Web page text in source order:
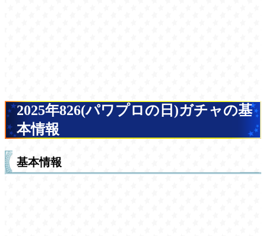
2025年826(パワプロの日)ガチャの基
本情報
基本情報